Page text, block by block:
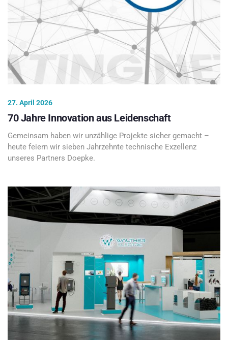
27. April 2026
70 Jahre Innovation aus Leidenschaft
Gemeinsam haben wir unzählige Projekte sicher gemacht –
heute feiern wir sieben Jahrzehnte technische Exzellenz
unseres Partners Doepke.